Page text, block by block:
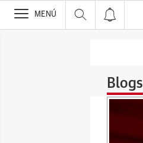
>
MENÚ
Blogs